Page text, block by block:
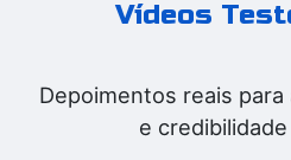
Vídeos
Depoimentos reais
e